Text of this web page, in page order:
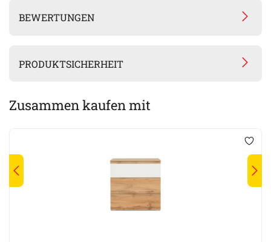
BEWERTUNGEN
PRODUKTSICHERHEIT
Zusammen kaufen mit